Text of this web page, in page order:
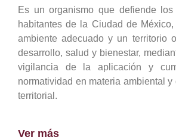
Es un organismo que defiende
habitantes de la Ciudad de
ambiente adecuado y un territorio
desarrollo, salud y bienestar,
vigilancia de la aplicación y
normatividad en materia ambiental
territorial.
Ver más